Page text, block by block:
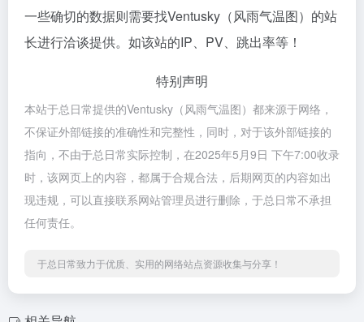
一些确切的数据则需要找Ventusky（风雨气温图）的站
长进行洽谈提供。如该站的IP、PV、跳出率等！
特别声明
本站于总日常提供的Ventusky（风雨气温图）都来源于网络，
不保证外部链接的准确性和完整性，同时，对于该外部链接的
指向，不由于总日常实际控制，在2025年5月9日 下午7:00收录
时，该网页上的内容，都属于合规合法，后期网页的内容如出
现违规，可以直接联系网站管理员进行删除，于总日常不承担
任何责任。
于总日常致力于优质、实用的网络站点资源收集与分享！